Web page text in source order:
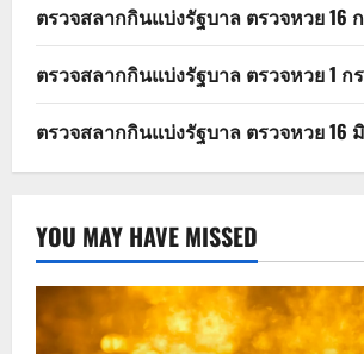
ตรวจสลากกินแบ่งรัฐบาล ตรวจหวย 16
ตรวจสลากกินแบ่งรัฐบาล ตรวจหวย 1 ก
ตรวจสลากกินแบ่งรัฐบาล ตรวจหวย 16
YOU MAY HAVE MISSED